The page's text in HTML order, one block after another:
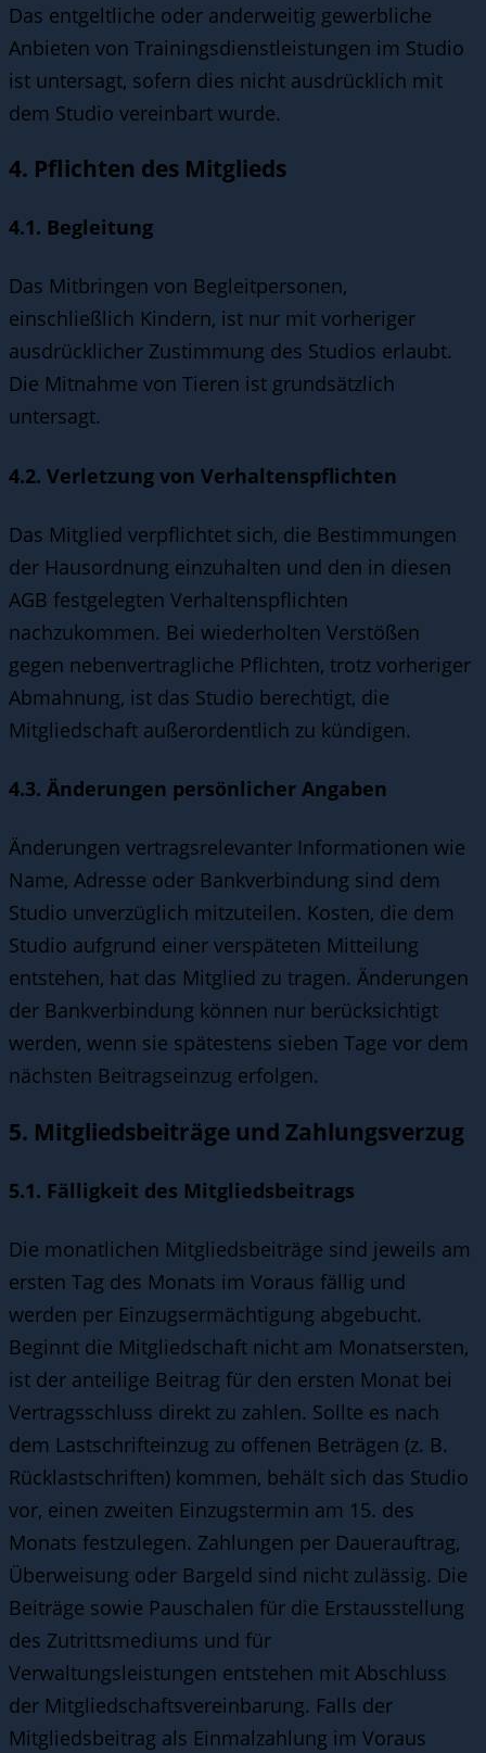
Das entgeltliche oder anderweitig gewerbliche
Anbieten von Trainingsdienstleistungen im Studio
ist untersagt, sofern dies nicht ausdrücklich mit
dem Studio vereinbart wurde.
4. Pflichten des Mitglieds
4.1. Begleitung
Das Mitbringen von Begleitpersonen,
einschließlich Kindern, ist nur mit vorheriger
ausdrücklicher Zustimmung des Studios erlaubt.
Die Mitnahme von Tieren ist grundsätzlich
untersagt.
4.2. Verletzung von Verhaltenspflichten
Das Mitglied verpflichtet sich, die Bestimmungen
der Hausordnung einzuhalten und den in diesen
AGB festgelegten Verhaltenspflichten
nachzukommen. Bei wiederholten Verstößen
gegen nebenvertragliche Pflichten, trotz vorheriger
Abmahnung, ist das Studio berechtigt, die
Mitgliedschaft außerordentlich zu kündigen.
4.3. Änderungen persönlicher Angaben
Änderungen vertragsrelevanter Informationen wie
Name, Adresse oder Bankverbindung sind dem
Studio unverzüglich mitzuteilen. Kosten, die dem
Studio aufgrund einer verspäteten Mitteilung
entstehen, hat das Mitglied zu tragen. Änderungen
der Bankverbindung können nur berücksichtigt
werden, wenn sie spätestens sieben Tage vor dem
nächsten Beitragseinzug erfolgen.
5. Mitgliedsbeiträge und Zahlungsverzug
5.1. Fälligkeit des Mitgliedsbeitrags
Die monatlichen Mitgliedsbeiträge sind jeweils am
ersten Tag des Monats im Voraus fällig und
werden per Einzugsermächtigung abgebucht.
Beginnt die Mitgliedschaft nicht am Monatsersten,
ist der anteilige Beitrag für den ersten Monat bei
Vertragsschluss direkt zu zahlen. Sollte es nach
dem Lastschrifteinzug zu offenen Beträgen (z. B.
Rücklastschriften) kommen, behält sich das Studio
vor, einen zweiten Einzugstermin am 15. des
Monats festzulegen. Zahlungen per Dauerauftrag,
Überweisung oder Bargeld sind nicht zulässig. Die
Beiträge sowie Pauschalen für die Erstausstellung
des Zutrittsmediums und für
Verwaltungsleistungen entstehen mit Abschluss
der Mitgliedschaftsvereinbarung. Falls der
Mitgliedsbeitrag als Einmalzahlung im Voraus